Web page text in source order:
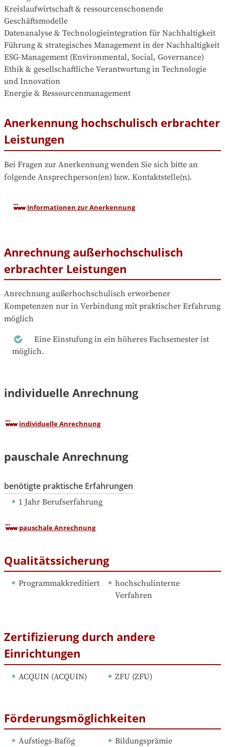
Kreislaufwirtschaft & ressourcenschonende
Geschäftsmodelle
Datenanalyse & Technologieintegration für Nachhaltigkeit
Führung & strategisches Management in der Nachhaltigkeit
ESG-Management (Environmental, Social, Governance)
Ethik & gesellschaftliche Verantwortung in Technologie
und Innovation
Energie & Ressourcenmanagement
Anerkennung hochschulisch erbrachter
Leistungen
Bei Fragen zur Anerkennung wenden Sie sich bitte an
folgende Ansprechperson(en) bzw. Kontaktstelle(n).
Informationen zur Anerkennung
Anrechnung außerhochschulisch
erbrachter Leistungen
Anrechnung außerhochschulisch erworbener
Kompetenzen nur in Verbindung mit praktischer Erfahrung
möglich
Eine Einstufung in ein höheres Fachsemester ist
möglich.
individuelle Anrechnung
individuelle Anrechnung
pauschale Anrechnung
benötigte praktische Erfahrungen
1 Jahr Berufserfahrung
pauschale Anrechnung
Qualitätssicherung
Programmakkreditiert
hochschulinterne
Verfahren
Zertifizierung durch andere
Einrichtungen
ACQUIN (ACQUIN) ZFU (ZFU)
Förderungsmöglichkeiten
Aufstiegs-Bafög
Bildungsprämie